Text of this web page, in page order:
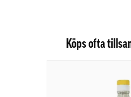
Köps ofta